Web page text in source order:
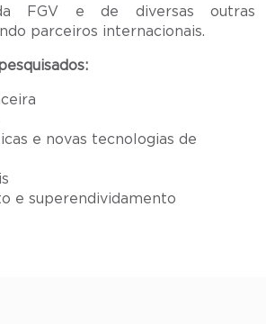
da FGV e de diversas outras
parceiros internacionais.
e novas tecnologias de
e superendividamento